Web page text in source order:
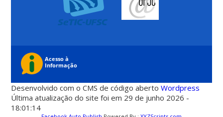
Desenvolvido com o CMS de código abertoWordpress
Última atualização do site foi em 29 de junho 2026 -
18:01:14